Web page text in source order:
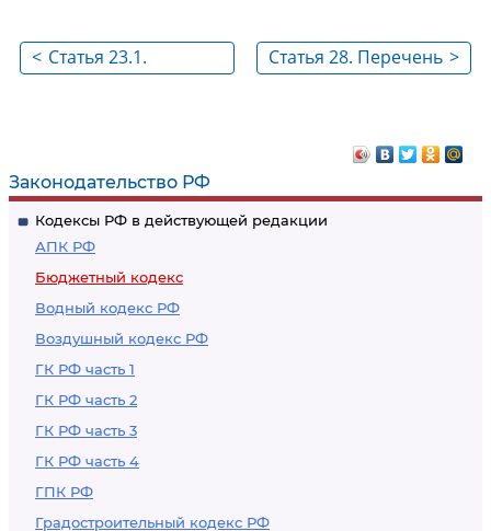
Законодательство РФ
Кодексы РФ в действующей редакции
АПК РФ
Бюджетный кодекс
Водный кодекс РФ
Воздушный кодекс РФ
ГК РФ часть 1
ГК РФ часть 2
ГК РФ часть 3
ГК РФ часть 4
ГПК РФ
Градостроительный кодекс РФ
< Статья 23.1.
>
Статья 28. Перечень
Российской
Федерации